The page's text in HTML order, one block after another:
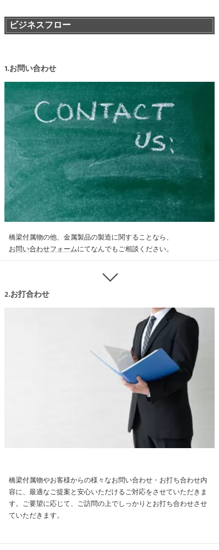
ビジネスフロー
1.お問い合わせ
橋梁付属物の他、金属製品の製造に関することなら、
お問い合わせフォームにてなんでもご相談ください。
2.お打合わせ
橋梁付属物やお客様からの様々なお問い合わせ・お打ち合わせ内
容に、最適なご提案と安心いただけるご対応をさせていただきま
す。ご要望に応じて、ご訪問の上でしっかりとお打ち合わせさせ
ていただきます。